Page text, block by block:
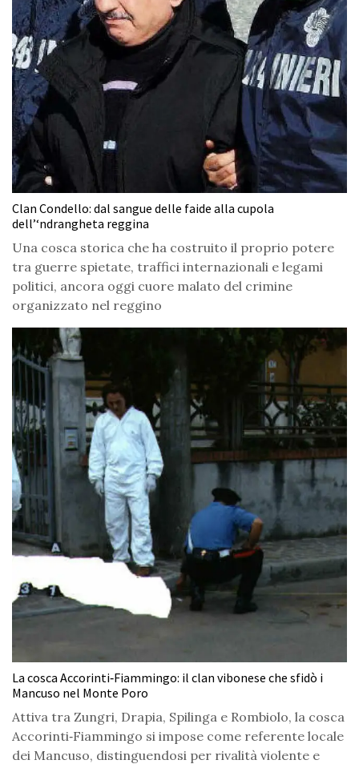
Clan Condello: dal sangue delle faide alla cupola
dell’‘ndrangheta reggina
Una cosca storica che ha costruito il proprio potere
tra guerre spietate, traffici internazionali e legami
politici, ancora oggi cuore malato del crimine
organizzato nel reggino
La cosca Accorinti‑Fiammingo: il clan vibonese che sfidò i
Mancuso nel Monte Poro
Attiva tra Zungri, Drapia, Spilinga e Rombiolo, la cosca
Accorinti‑Fiammingo si impose come referente locale
dei Mancuso, distinguendosi per rivalità violente e